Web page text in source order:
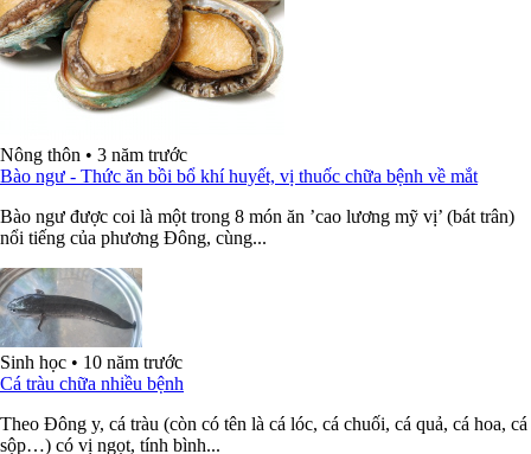
Nông thôn • 3 năm trước
Bào ngư - Thức ăn bồi bổ khí huyết, vị thuốc chữa bệnh về mắt
Bào ngư được coi là một trong 8 món ăn ’cao lương mỹ vị’ (bát trân)
nổi tiếng của phương Đông, cùng...
Sinh học • 10 năm trước
Cá tràu chữa nhiều bệnh
Theo Đông y, cá tràu (còn có tên là cá lóc, cá chuối, cá quả, cá hoa, cá
sộp…) có vị ngọt, tính bình...